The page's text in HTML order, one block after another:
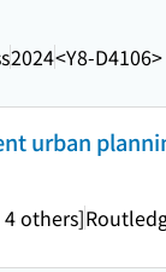
2024<Y8-D4106>
urban
others]